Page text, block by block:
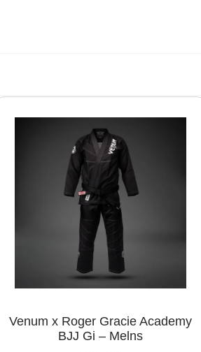
Venum x Roger Gracie Academy
BJJ Gi – Melns